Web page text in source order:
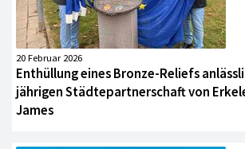
20 Februar 2026
Enthüllung eines Bronze-Reliefs
jährigen Städtepartnerschaft von
James